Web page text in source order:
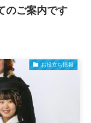
のご案内です
お役立ち情報